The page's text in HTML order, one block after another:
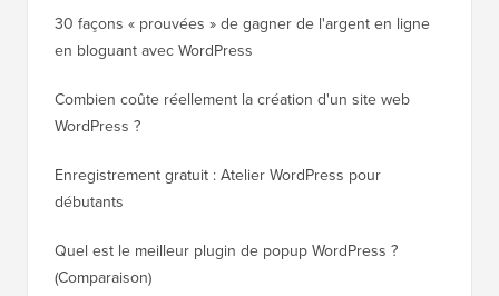
30 façons « prouvées » de gagner de l'argent en ligne
en bloguant avec WordPress
Combien coûte réellement la création d'un site web
WordPress ?
Enregistrement gratuit : Atelier WordPress pour
débutants
Quel est le meilleur plugin de popup WordPress ?
(Comparaison)